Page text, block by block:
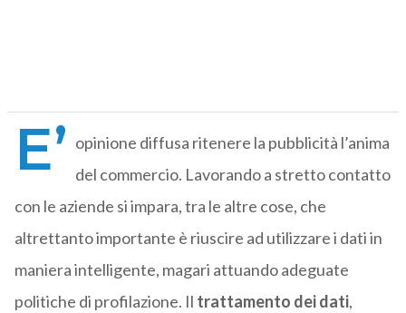
E’ opinione diffusa ritenere la pubblicità l’anima
del commercio. Lavorando a stretto contatto
con le aziende si impara, tra le altre cose, che
altrettanto importante è riuscire ad utilizzare i dati in
maniera intelligente, magari attuando adeguate
politiche di profilazione. Il trattamento dei dati,